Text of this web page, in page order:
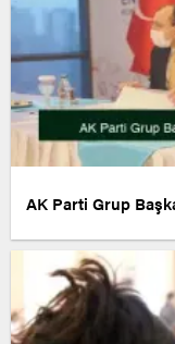
AK Parti Grup